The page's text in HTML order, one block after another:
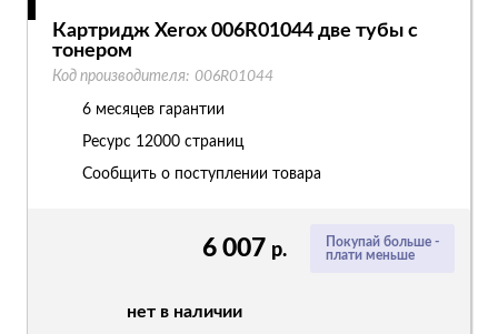
Покупай больше -
плати меньше
6 007 р.
нет в наличии
Картридж Xerox 006R01044 две тубы с
тонером
Код производителя: 006R01044
6 месяцев гарантии
Ресурс 12000 страниц
Сообщить о поступлении товара